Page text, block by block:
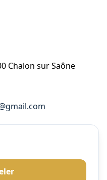
Chalon sur Saône